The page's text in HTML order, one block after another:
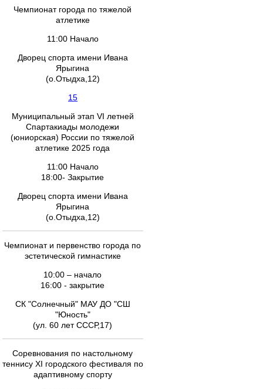
Чемпионат города по тяжелой
атлетике
11:00 Начало
Дворец спорта имени Ивана
Ярыгина
(о.Отыдха,12)
15
Муниципальный этап VI летней
Спартакиады молодежи
(юниорская) России по тяжелой
атлетике 2025 года
11:00 Начало
18:00- Закрытие
Дворец спорта имени Ивана
Ярыгина
(о.Отыдха,12)
Чемпионат и первенство города по
эстетической гимнастике
10:00 – начало
16:00 - закрытие
СК "Солнечный" МАУ ДО "СШ
"Юность"
(ул. 60 лет СССР,17)
Соревнования по настольному
теннису ХI городского фестиваля по
адаптивному спорту